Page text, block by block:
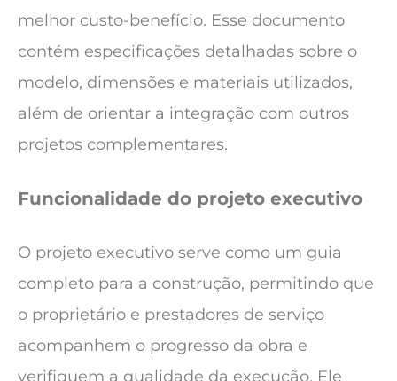
melhor custo-benefício. Esse documento
contém especificações detalhadas sobre o
modelo, dimensões e materiais utilizados,
além de orientar a integração com outros
projetos complementares.
Funcionalidade do projeto executivo
O projeto executivo serve como um guia
completo para a construção, permitindo que
o proprietário e prestadores de serviço
acompanhem o progresso da obra e
verifiquem a qualidade da execução. Ele